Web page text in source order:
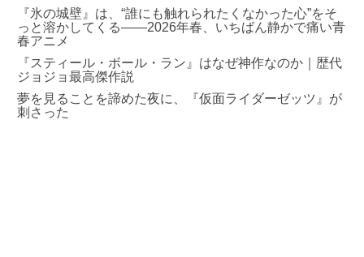
『氷の城壁』は、“誰にも触れられたくなかった心”をそ
っと溶かしてくる――2026年春、いちばん静かで痛い青
春アニメ
『スティール・ボール・ラン』はなぜ神作なのか｜歴代
ジョジョ最高傑作説
夢を見ることを諦めた夜に、『仮面ライダーゼッツ』が
刺さった